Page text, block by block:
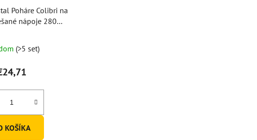
Poháre Colibri na
nápoje 280ml
(>5 set)
KOŠÍKA